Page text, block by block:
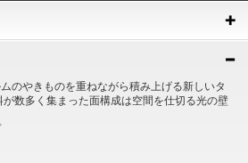
のやきものを重ねながら積み上げる新しいタ
数多く集まった面構成は空間を仕切る光の壁